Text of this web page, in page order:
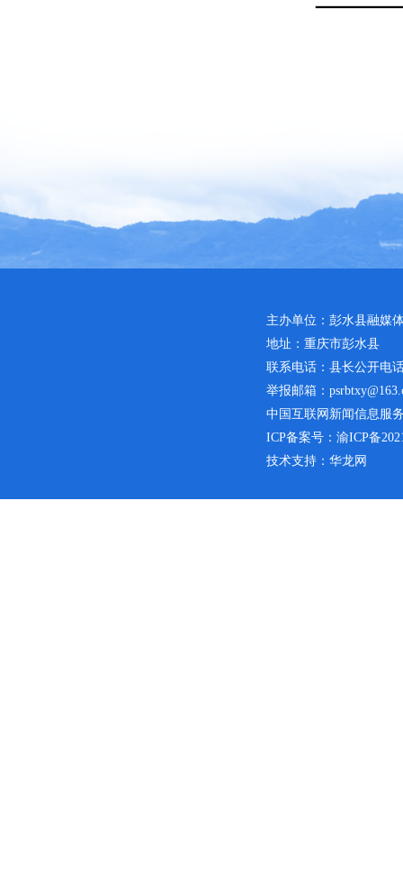
主办单位：彭水县融媒
地址：重庆市彭水县
联系电话：县长公开电
举报邮箱：
中国互联网新闻信息服
ICP备案号： 渝ICP备
技术支持：华龙网